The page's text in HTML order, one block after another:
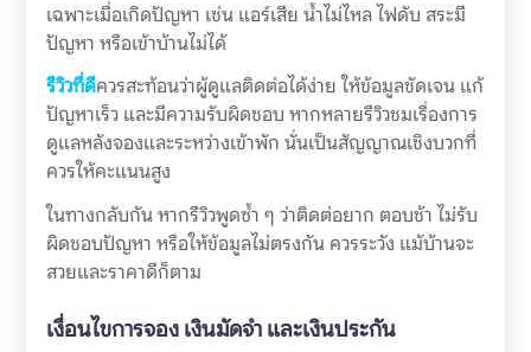
เฉพาะเมื่อเกิดปัญหา เช่น แอร์เสีย น้ำไม่ไหล ไฟดับ สระมี
ปัญหา หรือเข้าบ้านไม่ได้
รีวิวที่ดีควรสะท้อนว่าผู้ดูแลติดต่อได้ง่าย ให้ข้อมูลชัดเจน แก้
ปัญหาเร็ว และมีความรับผิดชอบ หากหลายรีวิวชมเรื่องการ
ดูแลหลังจองและระหว่างเข้าพัก นั่นเป็นสัญญาณเชิงบวกที่
ควรให้คะแนนสูง
ในทางกลับกัน หากรีวิวพูดซ้ำ ๆ ว่าติดต่อยาก ตอบช้า ไม่รับ
ผิดชอบปัญหา หรือให้ข้อมูลไม่ตรงกัน ควรระวัง แม้บ้านจะ
สวยและราคาดีก็ตาม
เงื่อนไขการจอง เงินมัดจำ และเงินประกัน